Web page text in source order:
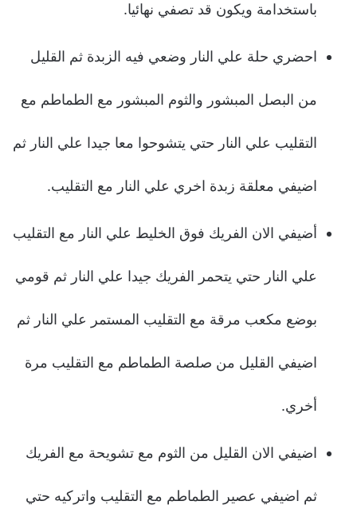
باستخدامة ويكون قد تصفي نهائيا.
احضري حلة علي النار وضعي فيه الزبدة ثم القليل
من البصل المبشور والثوم المبشور مع الطماطم مع
التقليب علي النار حتي يتشوحوا معا جيدا علي النار ثم
اضيفي معلقة زبدة اخري علي النار مع التقليب.
أضيفي الان الفريك فوق الخليط علي النار مع التقليب
علي النار حتي يتحمر الفريك جيدا علي النار ثم قومي
بوضع مكعب مرقة مع التقليب المستمر علي النار ثم
اضيفي القليل من صلصة الطماطم مع التقليب مرة
أخري.
اضيفي الان القليل من الثوم مع تشويحة مع الفريك
ثم اضيفي عصير الطماطم مع التقليب واتركيه حتي